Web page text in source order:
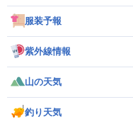
服装予報
紫外線情報
山の天気
釣り天気